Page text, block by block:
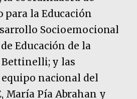
la Educación
Socioemocional
Educación de la
Bettinelli; y las
nacional del
María Pía Abrahan y